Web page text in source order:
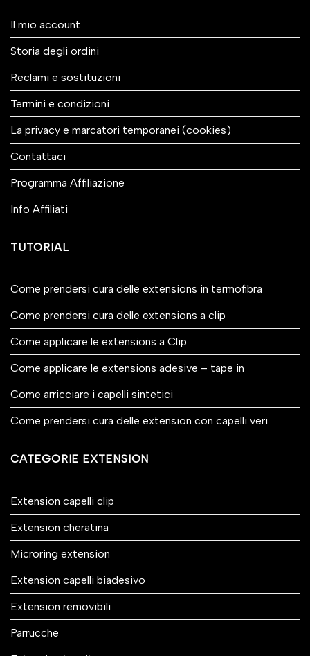
Il mio account
Storia degli ordini
Reclami e sostituzioni
Termini e condizioni
La privacy e marcatori temporanei (cookies)
Contattaci
Programma Affiliazione
Info Affiliati
TUTORIAL
Come prendersi cura delle extensions in termofibra
Come prendersi cura delle extensions a clip
Come applicare le extensions a Clip
Come applicare le extensions adesive – tape in
Come arricciare i capelli sintetici
Come prendersi cura delle extension con capelli veri
CATEGORIE EXTENSION
Extension capelli clip
Extension cheratina
Microring extension
Extension capelli biadesivo
Extension removibili
Parrucche